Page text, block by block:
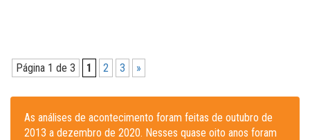
Página 1 de 3 1 2 3 »
As análises de acontecimento foram feitas de outubro de
2013 a dezembro de 2020. Nesses quase oito anos foram